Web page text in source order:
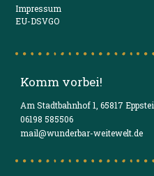
Impressum
EU-DSVGO
Komm vorbei!
Am Stadtbahnhof 1, 65817
06198 585506
mail@wunderbar-weitewelt.de